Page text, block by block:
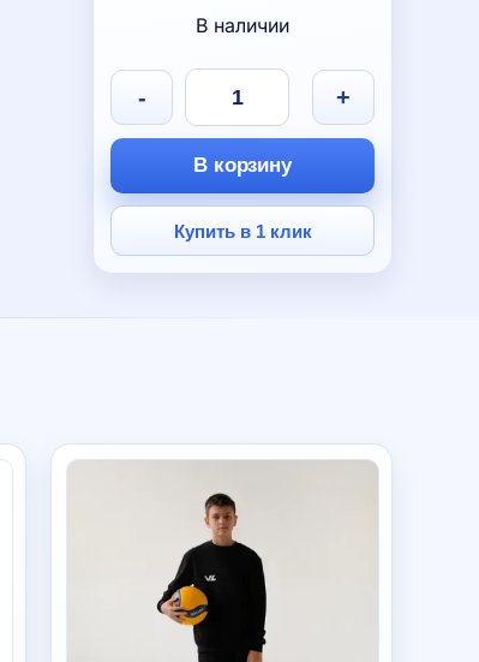
В наличии
- +
В корзину
Купить в 1 клик